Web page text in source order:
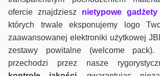
ofercie znajdziesz nietypowe
których trwale eksponujemy logo
zaawansowanej elektroniki użytkowej
zestawy powitalne (welcome
przechodzi przez nasze